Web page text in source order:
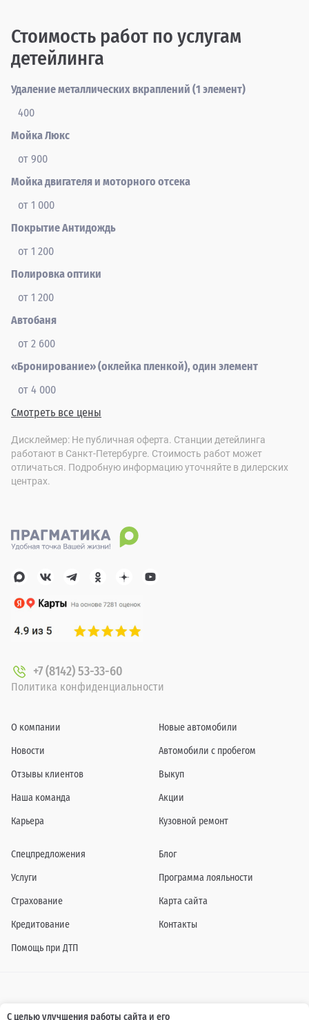
Стоимость работ по услугам
детейлинга
Удаление металлических вкраплений (1 элемент)
400
Мойка Люкс
от 900
Мойка двигателя и моторного отсека
от 1 000
Покрытие Антидождь
от 1 200
Полировка оптики
от 1 200
Автобаня
от 2 600
«Бронирование» (оклейка пленкой), один элемент
от 4 000
Смотреть все цены
Дисклеймер: Не публичная оферта. Станции детейлинга
работают в Санкт-Петербурге. Стоимость работ может
отличаться. Подробную информацию уточняйте в дилерских
центрах.
+7 (8142) 53-33-60
Политика конфиденциальности
О компании
Новости
Отзывы клиентов
Наша команда
Карьера
Новые автомобили
Автомобили с пробегом
Выкуп
Акции
Кузовной ремонт
Спецпредложения
Услуги
Страхование
Кредитование
Помощь при ДТП
Блог
Программа лояльности
Карта сайта
Контакты
Информация о технических характеристиках, составе комплектаций, цветовой
С целью улучшения работы сайта и его